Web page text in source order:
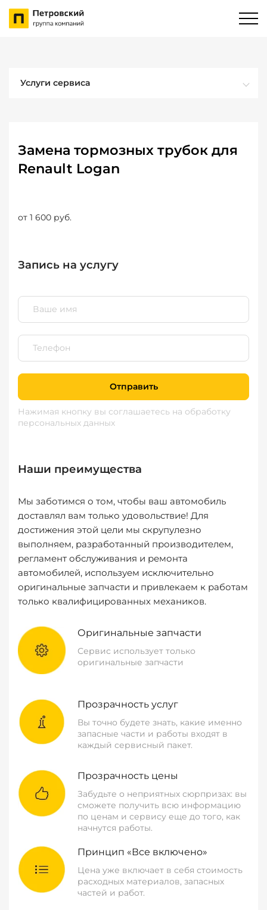
Услуги сервиса
Замена тормозных трубок для
Renault Logan
от 1 600 руб.
Запись на услугу
Отправить
Нажимая кнопку вы соглашаетесь на обработку
персональных данных
Наши преимущества
Мы заботимся о том, чтобы ваш автомобиль
доставлял вам только удовольствие! Для
достижения этой цели мы скрупулезно
выполняем, разработанный производителем,
регламент обслуживания и ремонта
автомобилей, используем исключительно
оригинальные запчасти и привлекаем к работам
только квалифицированных механиков.
Оригинальные запчасти
Сервис использует только
оригинальные запчасти
Прозрачность услуг
Вы точно будете знать, какие именно
запасные части и работы входят в
каждый сервисный пакет.
Прозрачность цены
Забудьте о неприятных сюрпризах: вы
сможете получить всю информацию
по ценам и сервису еще до того, как
начнутся работы.
Принцип «Все включено»
Цена уже включает в себя стоимость
расходных материалов, запасных
частей и работ.